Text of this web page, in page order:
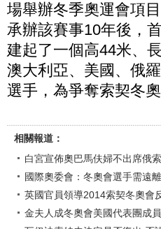
場舉辦冬季奧運會項
承辦該賽事10年後，
建起了一個高44米、
澳大利亞、美國、俄
選手，為爭奪索契冬
相關報道：
白宮宣佈奧巴馬伕婦不出席俄
國際奧委會：冬奧會選手需遠
英國官員領導2014索契冬奧會
金夫人成冬奧會美國代表團成